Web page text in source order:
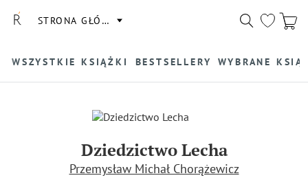
STRONA GŁÓWNA
WSZYSTKIE KSIĄŻKI BESTSELLERY WYBRANE
Dziedzictwo Lecha
Przemysław Michał Chorążewicz